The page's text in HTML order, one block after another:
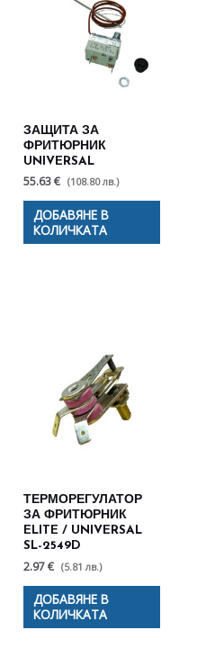
ЗАЩИТА ЗА
ФРИТЮРНИК
UNIVERSAL
55.63 € (108.80 лв.)
ДОБАВЯНЕ В
КОЛИЧКАТА
ТЕРМОРЕГУЛАТОР
ЗА ФРИТЮРНИК
ELITE / UNIVERSAL
SL-2549D
2.97 € (5.81 лв.)
ДОБАВЯНЕ В
КОЛИЧКАТА